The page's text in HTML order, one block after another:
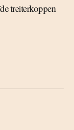
treiterkoppen